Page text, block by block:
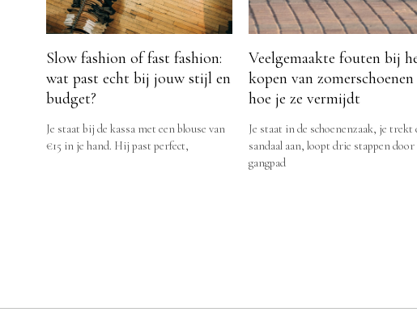
Slow fashion of fast fashion:
wat past echt bij jouw stijl en
budget?
Je staat bij de kassa met een blouse van
€15 in je hand. Hij past perfect,
Veelgemaakte fouten bij
kopen van zomerschoenen
hoe je ze vermijdt
Je staat in de schoenenzaak, je trekt
sandaal aan, loopt drie stappen door
gangpad